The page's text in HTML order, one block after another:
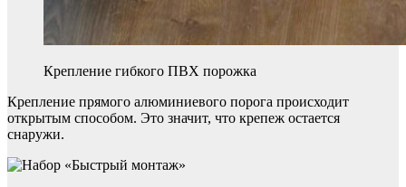
Крепление гибкого ПВХ порожка
Крепление прямого алюминиевого порога происходит
открытым способом. Это значит, что крепеж остается
снаружи.